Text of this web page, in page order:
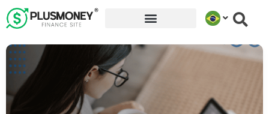
para
conteúdo